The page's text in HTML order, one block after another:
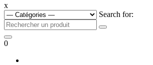
x
Search for:
0